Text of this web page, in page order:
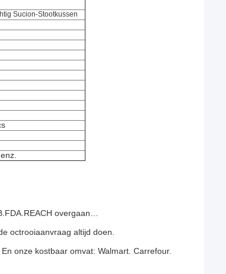
Sucion-Stootkussen
overgaan…
octrooiaanvraag altijd doen.
onze kostbaar omvat: Walmart. Carrefour.